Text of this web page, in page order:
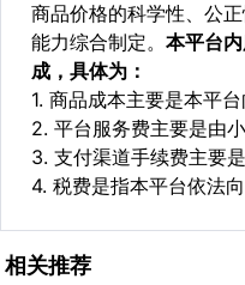
商品价格的科学性、公
能力综合制定。 本平台
成，具体为：
1. 商品成本主要是本平
2. 平台服务费主要是由
3. 支付渠道手续费主要
4. 税费是指本平台依法
相关推荐